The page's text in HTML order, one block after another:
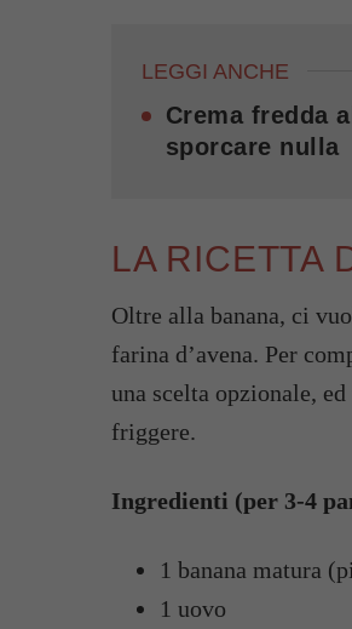
LEGGI ANCHE
Crema fredda
sporcare nulla
LA RICETTA
Oltre alla banana, ci
farina d’avena. Per
una scelta opzionale,
friggere.
Ingredienti (per 3-4
1 banana matura
1 uovo